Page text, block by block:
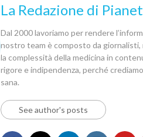
La Redazione di
Dal 2000 lavoriamo per rendere
nostro team è composto da
la complessità della medicina in
rigore e indipendenza, perché
sana.
See author's posts